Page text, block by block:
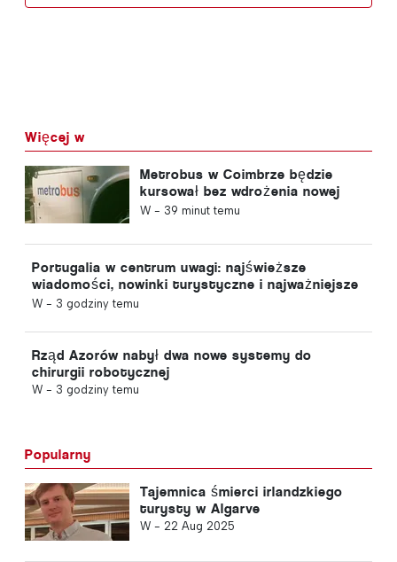
Więcej w
Metrobus w Coimbrze będzie
kursował bez wdrożenia nowej
funkcji
W - 39 minut temu
Portugalia w centrum uwagi: najświeższe
wiadomości, nowinki turystyczne i najważniejsze
tematy z pierwszych stron gazet
W - 3 godziny temu
Rząd Azorów nabył dwa nowe systemy do
chirurgii robotycznej
W - 3 godziny temu
Popularny
Tajemnica śmierci irlandzkiego
turysty w Algarve
W - 22 Aug 2025